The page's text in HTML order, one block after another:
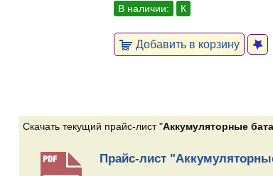
В наличии: К
Добавить в корзину
Скачать текущий прайс-лист "Аккумуляторные
Прайс-лист